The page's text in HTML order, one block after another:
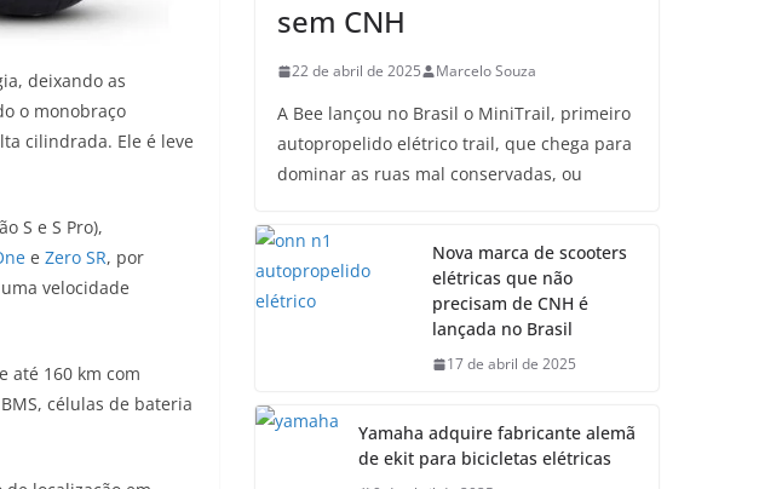
deixando as
o monobraço
cilindrada. Ele é leve
S e S Pro),
e Zero SR, por
velocidade
até 160 km com
células de bateria
sem CNH
22 de abril de 2025 Marcelo Souza
A Bee lançou no Brasil o MiniTrail, primeiro
autopropelido elétrico trail, que chega para
dominar as ruas mal conservadas, ou
Nova marca de scooters
elétricas que não
precisam de CNH é
lançada no Brasil
17 de abril de 2025
Yamaha adquire fabricante alemã
de ekit para bicicletas elétricas